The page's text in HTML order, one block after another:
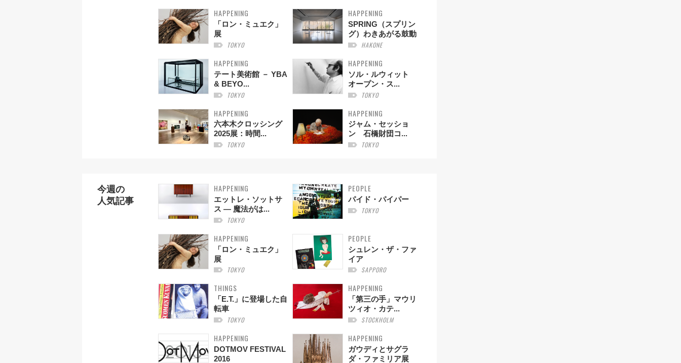
HAPPENING
「ロン・ミュエク」
展
TOKYO
HAPPENING
SPRING（スプリン
グ）わきあがる鼓動
HAKONE
HAPPENING
テート美術館 － YBA
& BEYO...
TOKYO
HAPPENING
ソル・ルウィット
オープン・ス...
TOKYO
HAPPENING
六本木クロッシング
2025展：時間...
TOKYO
HAPPENING
ジャム・セッショ
ン 石橋財団コ...
TOKYO
今週の
人気記事
HAPPENING
エットレ・ソットサ
ス — 魔法がは...
TOKYO
PEOPLE
パイド・パイパー
TOKYO
HAPPENING
「ロン・ミュエク」
展
TOKYO
PEOPLE
シュレン・ザ・ファ
イア
SAPPORO
THINGS
「E.T.」に登場した自
転車
TOKYO
HAPPENING
「第三の手」マウリ
ツィオ・カテ...
STOCKHOLM
HAPPENING
DOTMOV FESTIVAL
2016
HAPPENING
ガウディとサグラ
ダ・ファミリア展